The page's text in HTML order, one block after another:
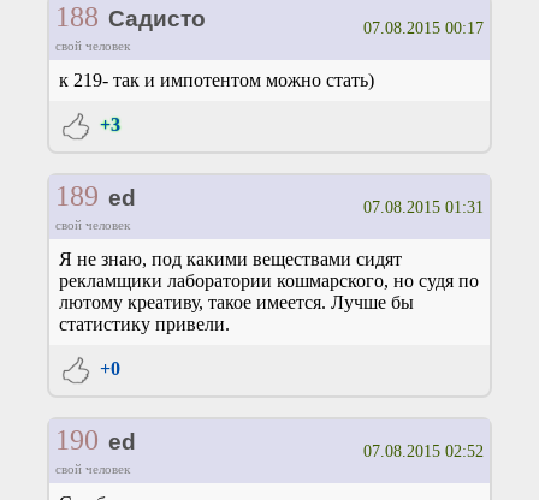
188 Садисто
свой человек
07.08.2015 00:17
к 219- так и импотентом можно стать)
+3
189 ed
свой человек
07.08.2015 01:31
Я не знаю, под какими веществами сидят
рекламщики лаборатории кошмарского, но судя по
лютому креативу, такое имеется. Лучше бы
статистику привели.
+0
190 ed
свой человек
07.08.2015 02:52